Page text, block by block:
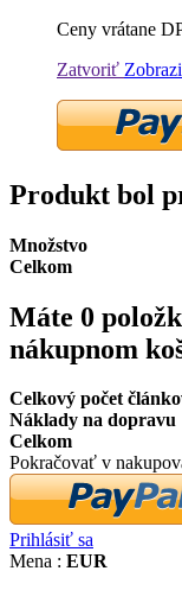
Ceny vrátane
Zatvoriť
Produkt bol
Množstvo
Celkom
Máte 0
nákupnom
Celkový počet
Náklady na dopravu
Celkom
Pokračovať v
Prihlásiť sa
Mena : EUR